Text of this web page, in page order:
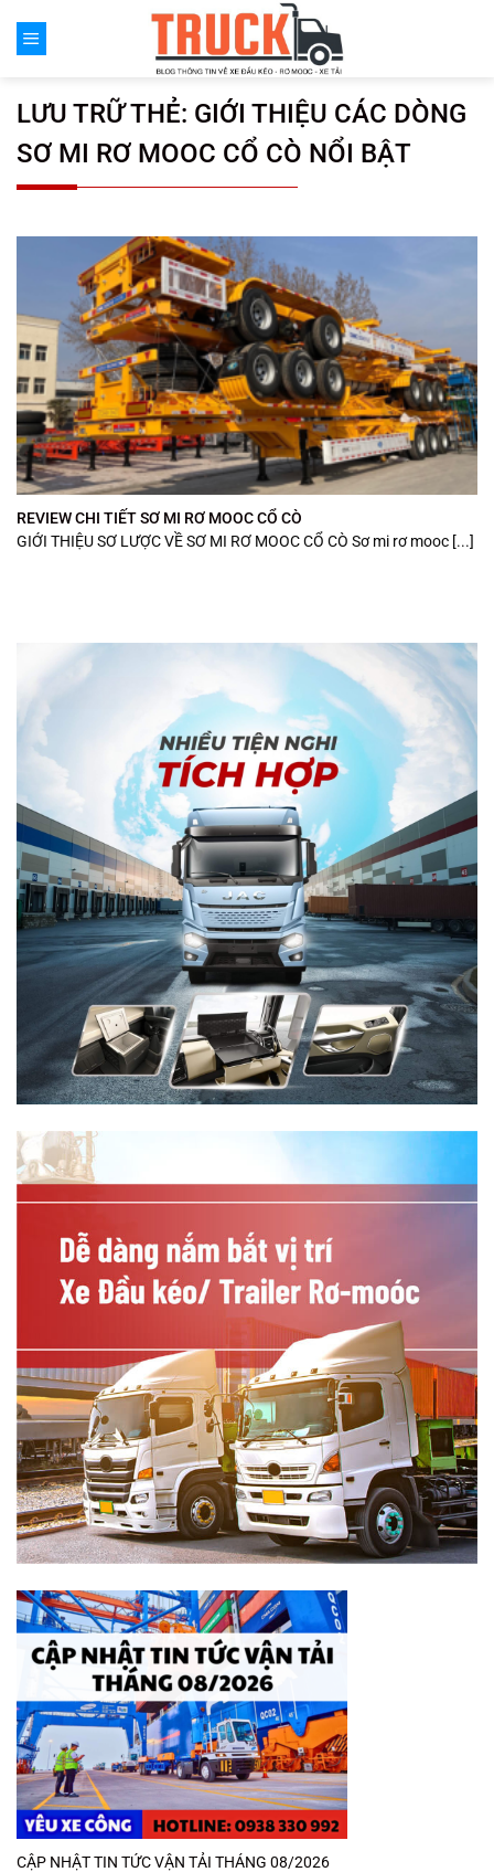
đến
LƯU TRỮ THẺ: GIỚI THIỆU CÁC DÒNG
SƠ MI RƠ MOOC CỔ CÒ NỔI BẬT
REVIEW CHI TIẾT SƠ MI RƠ MOOC CỔ CÒ
GIỚI THIỆU SƠ LƯỢC VỀ SƠ MI RƠ MOOC CỔ CÒ Sơ mi rơ mooc [...]
CẬP NHẬT TIN TỨC VẬN TẢI THÁNG 08/2026